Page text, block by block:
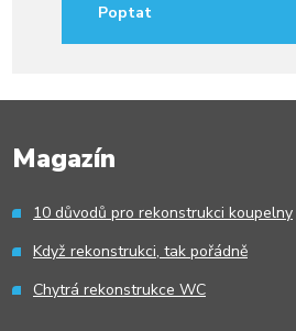
Poptat
se
odeslat.
Magazín
10 důvodů pro rekonstrukci koupelny
Když rekonstrukci, tak pořádně
Chytrá rekonstrukce WC